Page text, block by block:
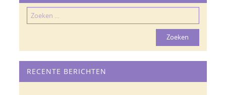
Zoeken
naar:
RECENTE BERICHTEN